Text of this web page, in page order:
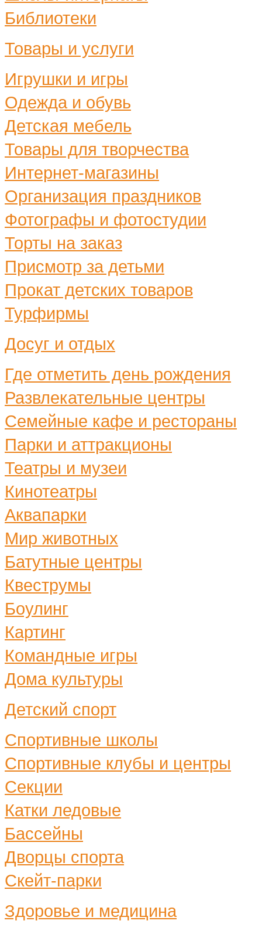
Библиотеки
Товары и услуги
Игрушки и игры
Одежда и обувь
Детская мебель
Товары для творчества
Интернет-магазины
Организация праздников
Фотографы и фотостудии
Торты на заказ
Присмотр за детьми
Прокат детских товаров
Турфирмы
Досуг и отдых
Где отметить день рождения
Развлекательные центры
Семейные кафе и рестораны
Парки и аттракционы
Театры и музеи
Кинотеатры
Аквапарки
Мир животных
Батутные центры
Квеструмы
Боулинг
Картинг
Командные игры
Дома культуры
Детский спорт
Спортивные школы
Спортивные клубы и центры
Секции
Катки ледовые
Бассейны
Дворцы спорта
Скейт-парки
Здоровье и медицина